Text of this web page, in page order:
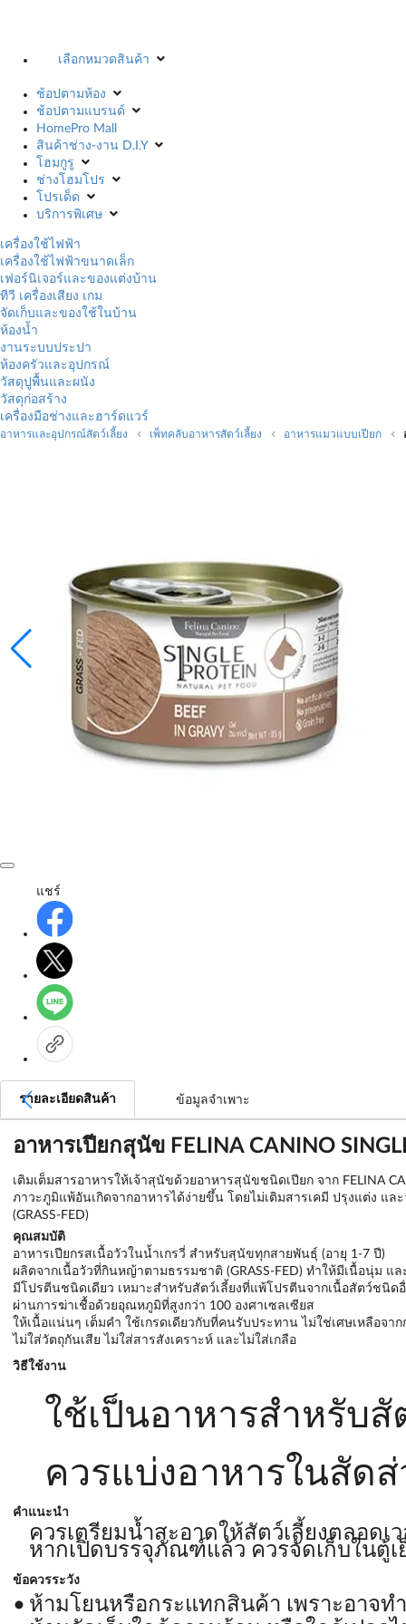
เลือกหมวดสินค้า
ช้อปตามห้อง
ช้อปตามแบรนด์
HomePro Mall
สินค้าช่าง-งาน D.I.Y
โฮมกูรู
ช่างโฮมโปร
โปรเด็ด
บริการพิเศษ
เครื่องใช้ไฟฟ้า
เครื่องใช้ไฟฟ้าขนาดเล็ก
เฟอร์นิเจอร์และของแต่งบ้าน
ทีวี เครื่องเสียง เกม
จัดเก็บและของใช้ในบ้าน
ห้องน้ำ
งานระบบประปา
ห้องครัวและอุปกรณ์
วัสดุปูพื้นและผนัง
วัสดุก่อสร้าง
เครื่องมือช่างและฮาร์ดแวร์
อาหารและอุปกรณ์สัตว์เลี้ยง เพ็ทคลับอาหารสัตว์เลี้ยง อาหารแมวแบบเปียก
แชร์
รายละเอียดสินค้า ข้อมูลจำเพาะ
อาหารเปียกสุนัข FELINA CANINO
เติมเต็มสารอาหารให้เจ้าสุนัขด้วยอาหารสุนัขชนิดเปียก จาก FELINA
ภาวะภูมิแพ้อันเกิดจากอาหารได้ง่ายขึ้น โดยไม่เติมสารเคมี ปรุงแต่ง
(GRASS-FED)
คุณสมบัติ
อาหารเปียกรสเนื้อวัวในน้ำเกรวี่ สำหรับสุนัขทุกสายพันธุ์ (อายุ 1-7 ปี)
ผลิตจากเนื้อวัวที่กินหญ้าตามธรรมชาติ (GRASS-FED) ทำให้มีเนื้อนุ่ม แ
มีโปรตีนชนิดเดียว เหมาะสำหรับสัตว์เลี้ยงที่แพ้โปรตีนจากเนื้อสัตว์ชนิด
ผ่านการฆ่าเชื้อด้วยอุณหภูมิที่สูงกว่า 100 องศาเซลเซียส
ให้เนื้อแน่นๆ เต็มคำ ใช้เกรดเดียวกับที่คนรับประทาน ไม่ใช่เศษเหลือจา
ไม่ใส่วัตถุกันเสีย ไม่ใส่สารสังเคราะห์ และไม่ใส่เกลือ
วิธีใช้งาน
ใช้เป็นอาหารสำหรับสั
ควรแบ่งอาหารในสัด
คำแนะนำ
ควรเตรียมน้ำสะอาดให้สัตว์เลี้ยงตลอดเ
หากเปิดบรรจุภัณฑ์แล้ว ควรจัดเก็บในตู้เ
ข้อควรระวัง
ห้ามโยนหรือกระแทกสินค้า เพราะอาจท